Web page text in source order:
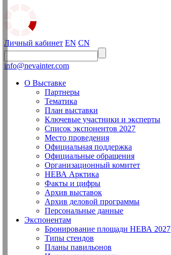
Личный кабинет EN CN
info@nevainter.com
О Выставке
Партнеры
Тематика
План выставки
Ключевые участники и эксперты
Список экспонентов 2027
Место проведения
Официальная поддержка
Официальные обращения
Организационный комитет
НЕВА Арктика
Факты и цифры
Архив выставок
Архив деловой программы
Персональные данные
Экспонентам
Бронирование площади НЕВА 2027
Типы стендов
Планы павильонов